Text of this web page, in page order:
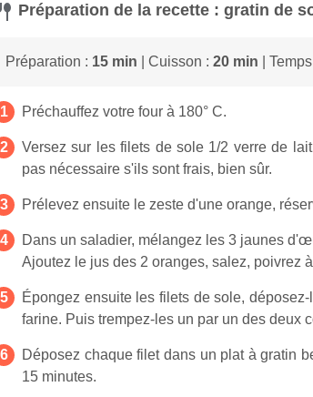
Préparation de la recette : gratin de
Préparation : 15 min | Cuisson : 20 min |
Préchauffez votre four à 180° C.
Versez sur les filets de sole 1/2 verre de
pas nécessaire s'ils sont frais, bien sûr.
Prélevez ensuite le zeste d'une orange,
Dans un saladier, mélangez les 3 jaunes
Ajoutez le jus des 2 oranges, salez, poivrez
Épongez ensuite les filets de sole,
farine. Puis trempez-les un par un des deux
Déposez chaque filet dans un plat à gratin
15 minutes.